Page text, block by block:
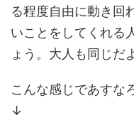
る程度自由に動き回
いことをしてくれる
ょう。大人も同じだ
こんな感じであすな
↓